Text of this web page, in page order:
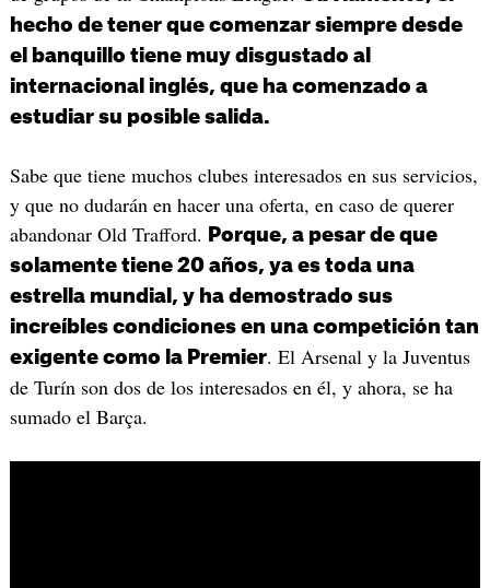
hecho de tener que comenzar siempre desde
el banquillo tiene muy disgustado al
internacional inglés, que ha comenzado a
estudiar su posible salida.
Sabe que tiene muchos clubes interesados en sus servicios,
y que no dudarán en hacer una oferta, en caso de querer
abandonar Old Trafford.
Porque, a pesar de que
solamente tiene 20 años, ya es toda una
estrella mundial, y ha demostrado sus
increíbles condiciones en una competición tan
exigente como la Premier. El Arsenal y la Juventus
de Turín son dos de los interesados en él, y ahora, se ha
sumado el Barça.